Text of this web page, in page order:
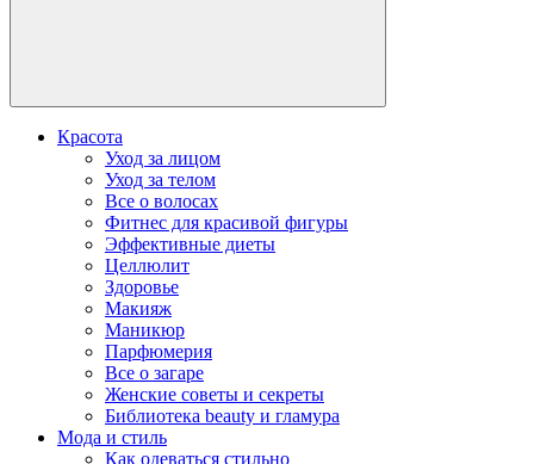
Красота
Уход за лицом
Уход за телом
Все о волосах
Фитнес для красивой фигуры
Эффективные диеты
Целлюлит
Здоровье
Макияж
Маникюр
Парфюмерия
Все о загаре
Женские советы и секреты
Библиотека beauty и гламура
Мода и стиль
Как одеваться стильно